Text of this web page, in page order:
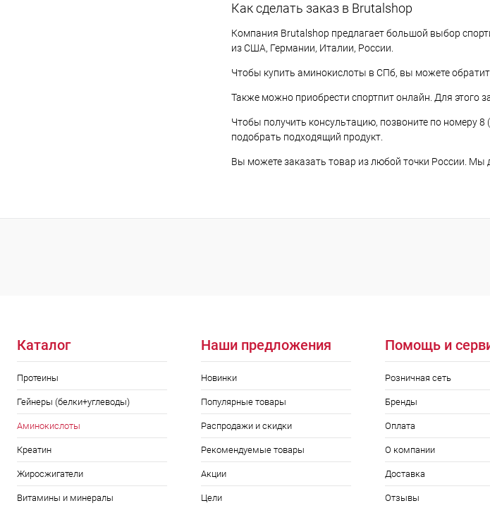
Как сделать заказ в Brutalshop
Компания Brutalshop предлагает большой выбор
из США, Германии, Италии, России.
Чтобы купить аминокислоты в СПб, вы можете
Также можно приобрести спортпит онлайн. Для этого
Чтобы получить консультацию, позвоните по номеру
подобрать подходящий продукт.
Вы можете заказать товар из любой точки России. Мы
Каталог
Протеины
Гейнеры (белки+углеводы)
Аминокислоты
Креатин
Жиросжигатели
Витамины и минералы
Наши предложения
Новинки
Популярные товары
Распродажи и скидки
Рекомендуемые товары
Акции
Цели
Помощь и
Розничная сеть
Бренды
Оплата
О компании
Доставка
Отзывы